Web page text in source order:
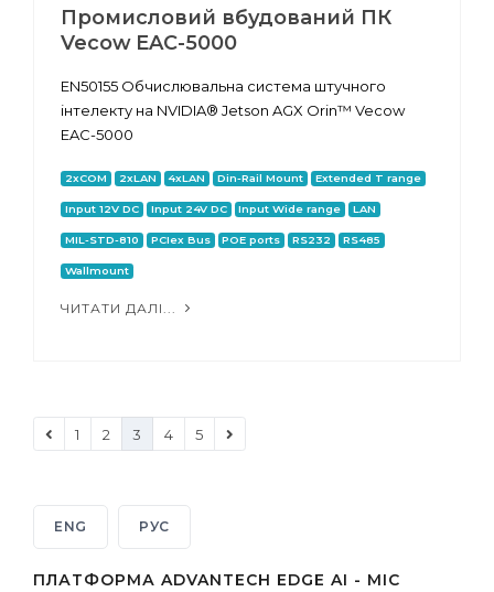
Промисловий вбудований ПК
Vecow EAC-5000
EN50155 Обчислювальна система штучного
інтелекту на NVIDIA® Jetson AGX Orin™ Vecow
EAC-5000
2xCOM 2xLAN 4xLAN Din-Rail Mount Extended T range
Input 12V DC Input 24V DC Input Wide range LAN
MIL-STD-810 PCIex Bus POE ports RS232 RS485
Wallmount
ЧИТАТИ ДАЛІ...
1 2 3 4 5
ENG РУС
ПЛАТФОРМА ADVANTECH EDGE AI - MIC